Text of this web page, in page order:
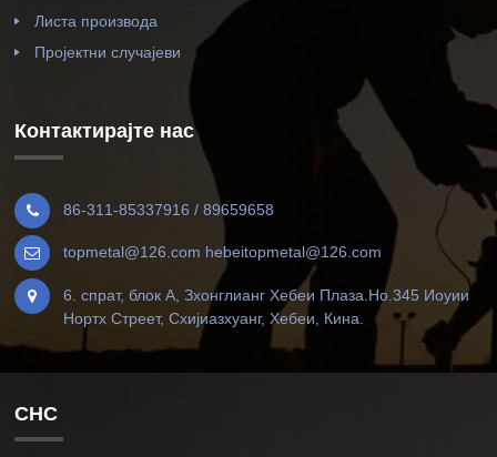
Листа производа
Пројектни случајеви
Контактирајте нас
86-311-85337916 / 89659658
topmetal@126.com hebeitopmetal@126.com
6. спрат, блок А, Зхонглианг Хебеи Плаза.Но.345 Иоуии
Нортх Стреет, Схијиазхуанг, Хебеи, Кина.
СНС